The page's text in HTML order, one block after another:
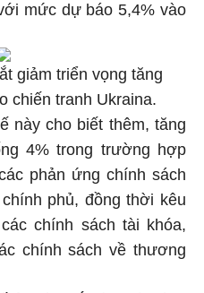
mức dự báo 5,4% vào
giảm triển vọng tăng
chiến tranh Ukraina.
này cho biết thêm, tăng
4% trong trường hợp
phản ứng chính sách
phủ, đồng thời kêu
chính sách tài khóa,
chính sách về thương